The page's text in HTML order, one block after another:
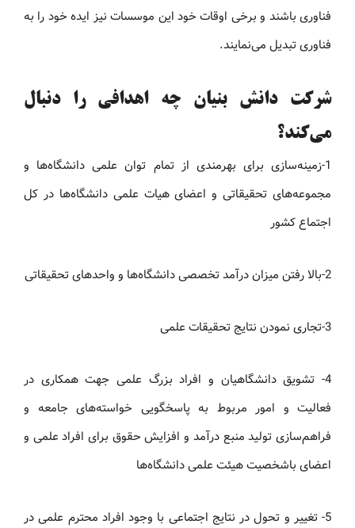
فناوری باشند و برخی اوقات خود این موسسات نیز ایده خود را به
فناوری تبدیل می‌نمایند.
شرکت دانش بنیان چه اهدافی را دنبال
می‌کند؟
1-زمینه‌سازی برای بهرمندی از تمام توان علمی دانشگاه‌ها و
مجموعه‌های تحقیقاتی و اعضای هیات علمی دانشگاه‌ها در کل
اجتماع کشور
2-بالا رفتن میزان درآمد تخصصی دانشگاه‌ها و واحدهای تحقیقاتی
3-تجاری نمودن نتایج تحقیقات علمی
4- تشویق دانشگاهیان و افراد بزرگ علمی جهت همکاری در
فعالیت و امور مربوط به پاسخگویی خواسته‌های جامعه و
فراهم‌سازی تولید منبع درآمد و افزایش حقوق برای افراد علمی و
اعضای باشخصیت هیئت علمی دانشگاه‌ها
5- تغییر و تحول در نتایج اجتماعی با وجود افراد محترم علمی در